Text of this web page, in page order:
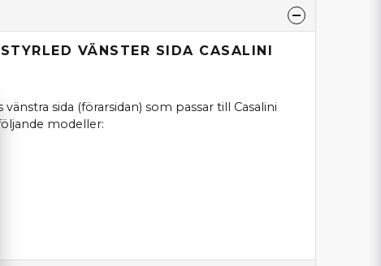
VÄNSTER SIDA CASALINI
sida (förarsidan) som passar till Casalini
modeller: